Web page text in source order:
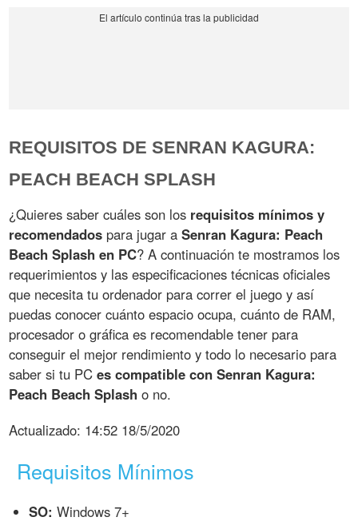
REQUISITOS DE SENRAN KAGURA:
PEACH BEACH SPLASH
¿Quieres saber cuáles son los requisitos mínimos y
recomendados para jugar aSenran Kagura: Peach
Beach Splash en PC? A continuación te mostramos los
requerimientos y las especificaciones técnicas oficiales
que necesita tu ordenador para correr el juego y así
puedas conocer cuánto espacio ocupa, cuánto de RAM,
procesador o gráfica es recomendable tener para
conseguir el mejor rendimiento y todo lo necesario para
saber si tu PCes compatible con Senran Kagura:
Peach Beach Splasho no.
Actualizado: 14:52 18/5/2020
Requisitos Mínimos
SO: Windows 7+